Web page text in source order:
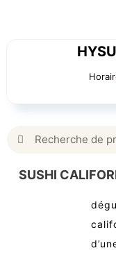
Rechercher:
SUSHI